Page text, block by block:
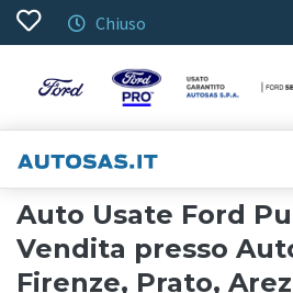
Chiuso
Auto Usate Ford
Vendita presso
Firenze, Prato,